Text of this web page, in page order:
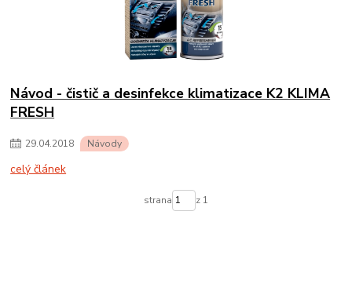
Návod - čistič a desinfekce klimatizace K2 KLIMA
FRESH
29.04.2018 Návody
celý článek
strana z 1